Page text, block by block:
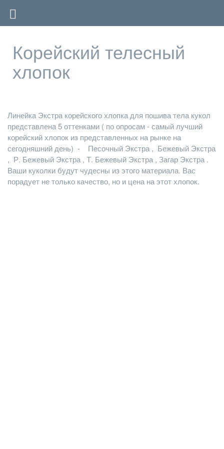
Корейский телесный
хлопок
Линейка Экстра корейского хлопка для пошива тела кукол
представлена 5 оттенками ( по опросам - самый лучший
корейский хлопок из представленных на рынке на
сегодняшний день) - Песочный Экстра , Бежевый Экстра
, Р. Бежевый Экстра , Т. Бежевый Экстра , Загар Экстра .
Ваши куколки будут чудесны из этого материала. Вас
порадует не только качество, но и цена на этот хлопок.